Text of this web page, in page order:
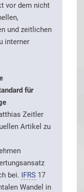
vor dem nicht
und zeitlichen
interner
für
Zeitler
Artikel zu
bei. IFRS 17
Wandel in